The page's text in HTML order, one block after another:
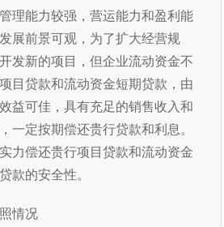
理能力较强，营运能力和盈利能
展前景可观，为了扩大经营规
发新的项目，但企业流动资金不
目贷款和流动资金短期贷款，由
益可佳，具有充足的销售收入和
一定按期偿还贵行贷款和利息。
力偿还贵行项目贷款和流动资金
款的安全性。
情况